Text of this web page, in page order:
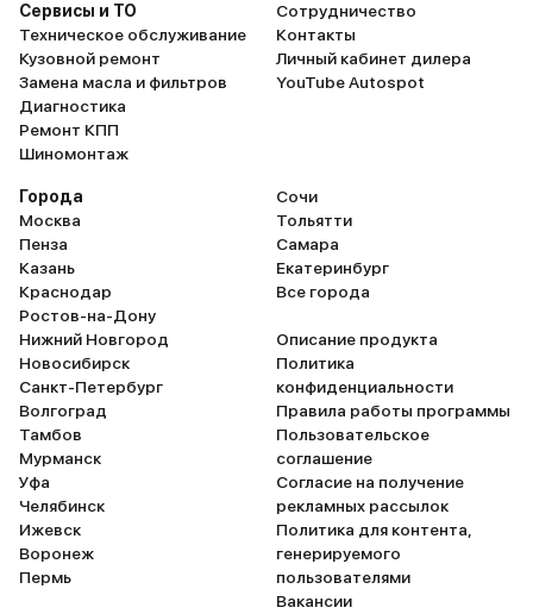
Сервисы и ТО
Техническое обслуживание
Кузовной ремонт
Замена масла и фильтров
Диагностика
Ремонт КПП
Шиномонтаж
Сотрудничество
Контакты
Личный кабинет дилера
YouTube Autospot
Города
Москва
Пенза
Казань
Краснодар
Ростов-на-Дону
Нижний Новгород
Новосибирск
Санкт-Петербург
Волгоград
Тамбов
Мурманск
Уфа
Челябинск
Ижевск
Воронеж
Пермь
Сочи
Тольятти
Самара
Екатеринбург
Все города
Описание продукта
Политика
конфиденциальности
Правила работы программы
Пользовательское
соглашение
Согласие на получение
рекламных рассылок
Политика для контента,
генерируемого
пользователями
Вакансии